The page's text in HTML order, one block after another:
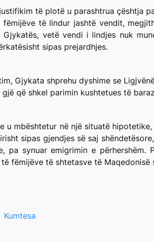
të plotë u parashtrua çështja
fëmijëve të lindur jashtë vendit,
Gjykatës, vetë vendi i lindjes nuk
sipas prejardhjes.
Gjykata shprehu dyshime se
gjë që shkel parimin kushtetues të
u mbështetur në një situatë
sipas gjendjes së saj
pa synuar emigrimin e
fëmijëve të shtetasve të Maqedonisë
Kumtesa